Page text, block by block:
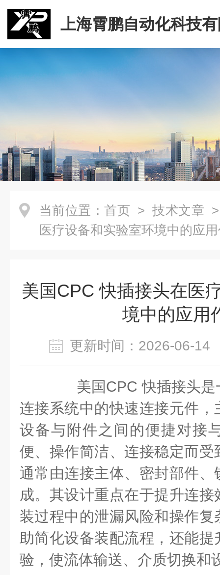
上海霄鹏自动化科技
当前位置： 首页 > 技术文章
医疗设备和实验室环境中的应
美国CPC 快插接头在医
境中的应用
更新时间：2026-06-
美国CPC 快插接头是
连接系统中的快速连接元件
设备与附件之间的便捷对接
便、操作简洁、连接稳定而
通常由连接主体、密封部件
成。其设计重点在于提升连
装过程中的泄漏风险和操作
助简化设备装配流程，还能
验，使流体输送、介质切换和